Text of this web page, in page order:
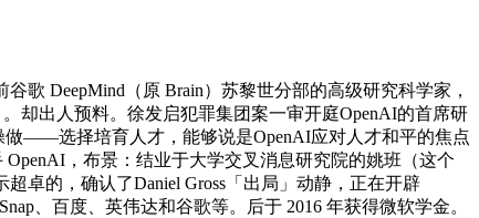
DeepMind（原 Brain）苏黎世分部的高级研究科学家，
却出人预料。徐发启犯罪集团案一审开庭OpenAI的首席研
做——选择培育人才，能够说是OpenAI应对人才和平的焦点
，布景：结业于大学交叉消息研究院的姚班（这个
卓的，确认了Daniel Gross「出局」动静，正在开辟
、百度、英伟达和谷歌等。后于 2016 年获得微软学金。